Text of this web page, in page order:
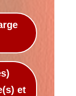
et